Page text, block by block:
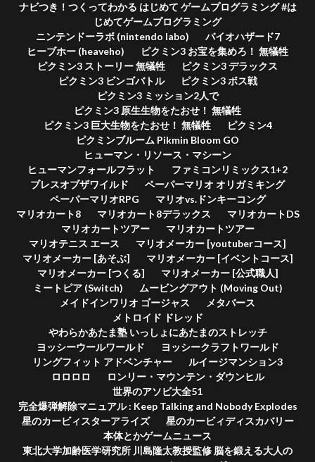
ナビつき！つくってわかる はじめて ゲームプログラミング #は
じめてゲームプログラミング
ニンテンドーラボ (nintendo labo)
バイオハザード7
ヒーブホー (heaveho)
ピクミン3 お宝を集めろ！ 無犠牲
ピクミン3 ストーリー 無犠牲
ピクミン3 デラックス
ピクミン3 ビンゴバトル
ピクミン3 ボス戦
ピクミン3 ミッション2人で
ピクミン3 原生生物をたおせ！ 無犠牲
ピクミン3 巨大生物をたおせ！ 無犠牲
ピクミン4
ピクミンブルーム Pikmin Bloom GO
ヒューマン・リソース・マシーン
ヒューマンフォールフラット
ファミコンリミックス1+2
ブレスオブザワイルド
ペーパーマリオ オリガミキング
ペーパーマリオRPG
マリオvs.ドンキーコング
マリオカート8
マリオカート8デラックス
マリオカートDS
マリオカートツアー
マリオカートツアー
マリオテニス エース
マリオメーカー [youtuberコース]
マリオメーカー [あそぶ]
マリオメーカー [イベントコース]
マリオメーカー [つくる]
マリオメーカー [公式職人]
ミートピア (Switch)
ムービングアウト (Moving Out)
メイドインワリオ ゴージャス
メタバース
メトロイド ドレッド
やわらかあたま塾 いっしょにあたまのストレッチ
ヨッシーウールワールド
ヨッシークラフトワールド
リングフィット アドベンチャー
ルイージマンション3
ロロロロ
ロンリー・マウンテン・ダウンヒル
世界のアソビ大全51
完全爆弾解除マニュアル : Keep Talking and Nobody Explodes
星のカービィスターアライズ
星のカービィディスカバリー
本体とかゲームニュース
東北大学加齢医学研究所 川島隆太教授監修 脳を鍛える大人の